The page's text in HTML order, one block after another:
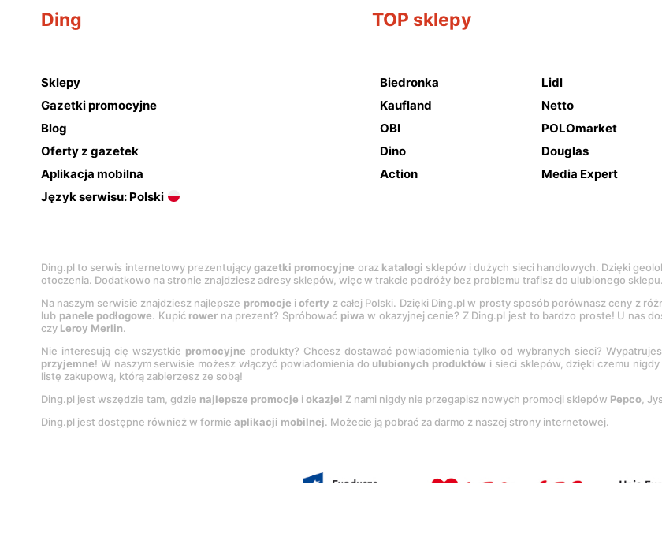
Ding
Sklepy
Gazetki promocyjne
Blog
Oferty z gazetek
Aplikacja mobilna
Język serwisu: Polski
TOP sklepy
Biedronka Lidl
Kaufland
Netto
OBI
POLOmarket
Dino
Douglas
Action
Media Expert
Ding.pl to serwis internetowy prezentującygazetki promocyjne oraz katalogi sklepów i dużych sieci handlowych. Dzięki
otoczenia. Dodatkowo na stronie znajdziesz adresy sklepów, więc w trakcie podróży bez problemu trafisz do ulubionego sklepu.
Na naszym serwisie znajdziesz najlepsze promocje ioferty z całej Polski. Dzięki Ding.pl w prosty sposób porównasz ceny z
lub panele podłogowe. Kupić rower na prezent? Spróbować piwa w okazyjnej cenie? Z Ding.pl jest to bardzo proste! U nas
czy Leroy Merlin.
Nie interesują cię wszystkie promocyjne produkty? Chcesz dostawać powiadomienia tylko od wybranych sieci?
przyjemne! W naszym serwisie możesz włączyć powiadomienia do ulubionych produktów i sieci sklepów, dzięki czemu
listę zakupową, którą zabierzesz ze sobą!
Ding.pl jest wszędzie tam, gdzie najlepsze promocje i okazje! Z nami nigdy nie przegapisz nowych promocji sklepów Pepco,
Ding.pl jest dostępne również w formie aplikacji mobilnej. Możecie ją pobrać za darmo z naszej strony internetowej.